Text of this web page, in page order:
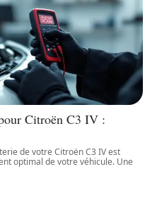
Citroën C3 IV :
de votre Citroën C3 IV est
optimal de votre véhicule. Une